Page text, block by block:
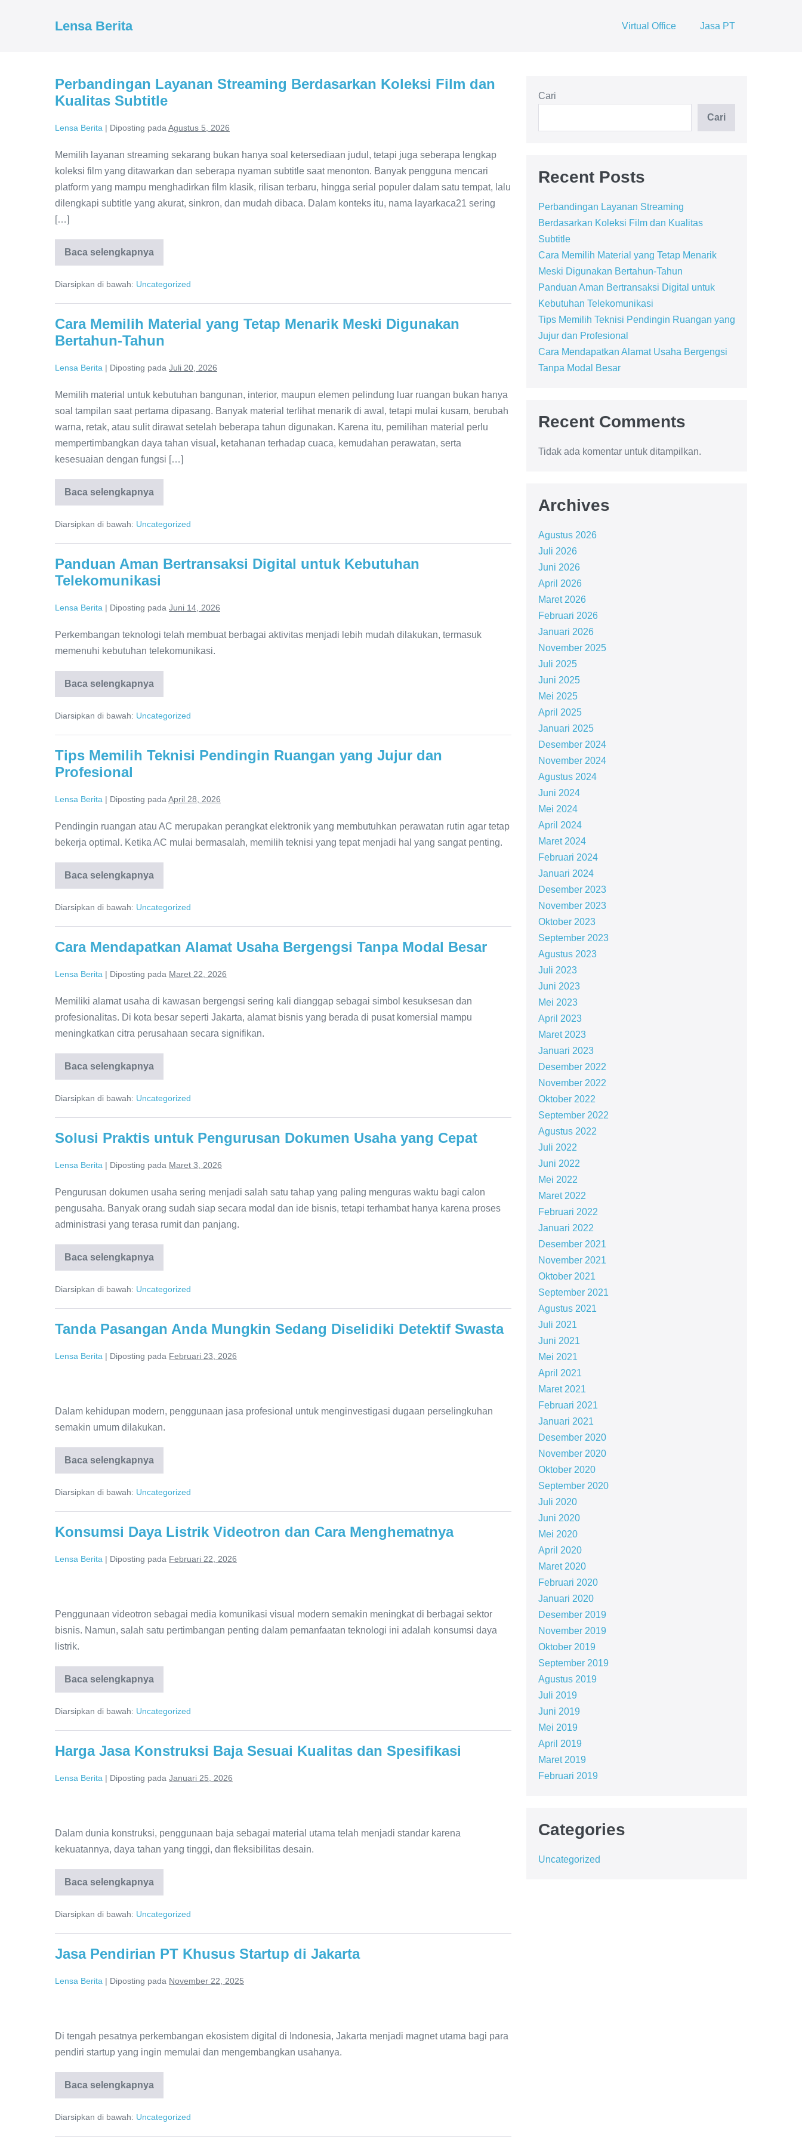
Lensa Berita Virtual Office Jasa PT
Perbandingan Layanan Streaming Berdasarkan Koleksi Film dan
Kualitas Subtitle
Lensa Berita | Diposting pada Agustus 5, 2026
Memilih layanan streaming sekarang bukan hanya soal ketersediaan judul, tetapi juga seberapa lengkap
koleksi film yang ditawarkan dan seberapa nyaman subtitle saat menonton. Banyak pengguna mencari
platform yang mampu menghadirkan film klasik, rilisan terbaru, hingga serial populer dalam satu tempat, lalu
dilengkapi subtitle yang akurat, sinkron, dan mudah dibaca. Dalam konteks itu, nama layarkaca21 sering
[…]
Baca selengkapnya
Perbandingan
Layanan
Berdasarkan
Film
Kualitas
Diarsipkan di bawah: Uncategorized
Cara Memilih Material yang Tetap Menarik Meski Digunakan
Bertahun-Tahun
Lensa Berita | Diposting pada Juli 20, 2026
Memilih material untuk kebutuhan bangunan, interior, maupun elemen pelindung luar ruangan bukan hanya
soal tampilan saat pertama dipasang. Banyak material terlihat menarik di awal, tetapi mulai kusam, berubah
warna, retak, atau sulit dirawat setelah beberapa tahun digunakan. Karena itu, pemilihan material perlu
mempertimbangkan daya tahan visual, ketahanan terhadap cuaca, kemudahan perawatan, serta
kesesuaian dengan fungsi […]
Baca selengkapnya
Cara
Memilih
yang
Menarik
Digunakan
Tahun
Diarsipkan di bawah: Uncategorized
Panduan Aman Bertransaksi Digital untuk Kebutuhan
Telekomunikasi
Lensa Berita | Diposting pada Juni 14, 2026
Perkembangan teknologi telah membuat berbagai aktivitas menjadi lebih mudah dilakukan, termasuk
memenuhi kebutuhan telekomunikasi.
Baca selengkapnya
Panduan
Aman
Digital
Kebutuhan
Diarsipkan di bawah: Uncategorized
Tips Memilih Teknisi Pendingin Ruangan yang Jujur dan
Profesional
Lensa Berita | Diposting pada April 28, 2026
Pendingin ruangan atau AC merupakan perangkat elektronik yang membutuhkan perawatan rutin agar tetap
bekerja optimal. Ketika AC mulai bermasalah, memilih teknisi yang tepat menjadi hal yang sangat penting.
Baca selengkapnya
Tips
Memilih
Pendingin
yang
dan
Profesional
Diarsipkan di bawah: Uncategorized
Cara Mendapatkan Alamat Usaha Bergengsi Tanpa Modal Besar
Lensa Berita | Diposting pada Maret 22, 2026
Memiliki alamat usaha di kawasan bergengsi sering kali dianggap sebagai simbol kesuksesan dan
profesionalitas. Di kota besar seperti Jakarta, alamat bisnis yang berada di pusat komersial mampu
meningkatkan citra perusahaan secara signifikan.
Baca selengkapnya
Cara
Mendapatkan
Usaha
Tanpa
Besar
Diarsipkan di bawah: Uncategorized
Solusi Praktis untuk Pengurusan Dokumen Usaha yang Cepat
Lensa Berita | Diposting pada Maret 3, 2026
Pengurusan dokumen usaha sering menjadi salah satu tahap yang paling menguras waktu bagi calon
pengusaha. Banyak orang sudah siap secara modal dan ide bisnis, tetapi terhambat hanya karena proses
administrasi yang terasa rumit dan panjang.
Baca selengkapnya
Solusi
Praktis
Pengurusan
Usaha
Cepat
Diarsipkan di bawah: Uncategorized
Tanda Pasangan Anda Mungkin Sedang Diselidiki Detektif Swasta
Lensa Berita | Diposting pada Februari 23, 2026
Pasangan
Anda
Sedang
Diselidiki
Detektif
Dalam kehidupan modern, penggunaan jasa profesional untuk menginvestigasi dugaan perselingkuhan
semakin umum dilakukan.
Baca selengkapnya
Tanda
Pasangan
Mungkin
Diselidiki
Swasta
Diarsipkan di bawah: Uncategorized
Konsumsi Daya Listrik Videotron dan Cara Menghematnya
Lensa Berita | Diposting pada Februari 22, 2026
Daya
Listrik
Videotron
Cara
Menghematnya
Penggunaan videotron sebagai media komunikasi visual modern semakin meningkat di berbagai sektor
bisnis. Namun, salah satu pertimbangan penting dalam pemanfaatan teknologi ini adalah konsumsi daya
listrik.
Baca selengkapnya
Konsumsi
Daya
Videotron
Cara
Diarsipkan di bawah: Uncategorized
Harga Jasa Konstruksi Baja Sesuai Kualitas dan Spesifikasi
Lensa Berita | Diposting pada Januari 25, 2026
Jasa
Konstruksi
Sesuai
Kualitas
dan
Dalam dunia konstruksi, penggunaan baja sebagai material utama telah menjadi standar karena
kekuatannya, daya tahan yang tinggi, dan fleksibilitas desain.
Baca selengkapnya
Harga
Jasa
Baja
Kualitas
Spesifikasi
Diarsipkan di bawah: Uncategorized
Jasa Pendirian PT Khusus Startup di Jakarta
Lensa Berita | Diposting pada November 22, 2025
Pendirian
PT
Startup
di
Jakarta
Di tengah pesatnya perkembangan ekosistem digital di Indonesia, Jakarta menjadi magnet utama bagi para
pendiri startup yang ingin memulai dan mengembangkan usahanya.
Baca selengkapnya
Jasa
Pendirian
Khusus
di
Diarsipkan di bawah: Uncategorized
Cari
Cari
Recent Posts
Perbandingan Layanan Streaming
Berdasarkan Koleksi Film dan Kualitas
Subtitle
Cara Memilih Material yang Tetap Menarik
Meski Digunakan Bertahun-Tahun
Panduan Aman Bertransaksi Digital untuk
Kebutuhan Telekomunikasi
Tips Memilih Teknisi Pendingin Ruangan yang
Jujur dan Profesional
Cara Mendapatkan Alamat Usaha Bergengsi
Tanpa Modal Besar
Recent Comments
Tidak ada komentar untuk ditampilkan.
Archives
Agustus 2026
Juli 2026
Juni 2026
April 2026
Maret 2026
Februari 2026
Januari 2026
November 2025
Juli 2025
Juni 2025
Mei 2025
April 2025
Januari 2025
Desember 2024
November 2024
Agustus 2024
Juni 2024
Mei 2024
April 2024
Maret 2024
Februari 2024
Januari 2024
Desember 2023
November 2023
Oktober 2023
September 2023
Agustus 2023
Juli 2023
Juni 2023
Mei 2023
April 2023
Maret 2023
Januari 2023
Desember 2022
November 2022
Oktober 2022
September 2022
Agustus 2022
Juli 2022
Juni 2022
Mei 2022
Maret 2022
Februari 2022
Januari 2022
Desember 2021
November 2021
Oktober 2021
September 2021
Agustus 2021
Juli 2021
Juni 2021
Mei 2021
April 2021
Maret 2021
Februari 2021
Januari 2021
Desember 2020
November 2020
Oktober 2020
September 2020
Juli 2020
Juni 2020
Mei 2020
April 2020
Maret 2020
Februari 2020
Januari 2020
Desember 2019
November 2019
Oktober 2019
September 2019
Agustus 2019
Juli 2019
Juni 2019
Mei 2019
April 2019
Maret 2019
Februari 2019
Categories
Uncategorized